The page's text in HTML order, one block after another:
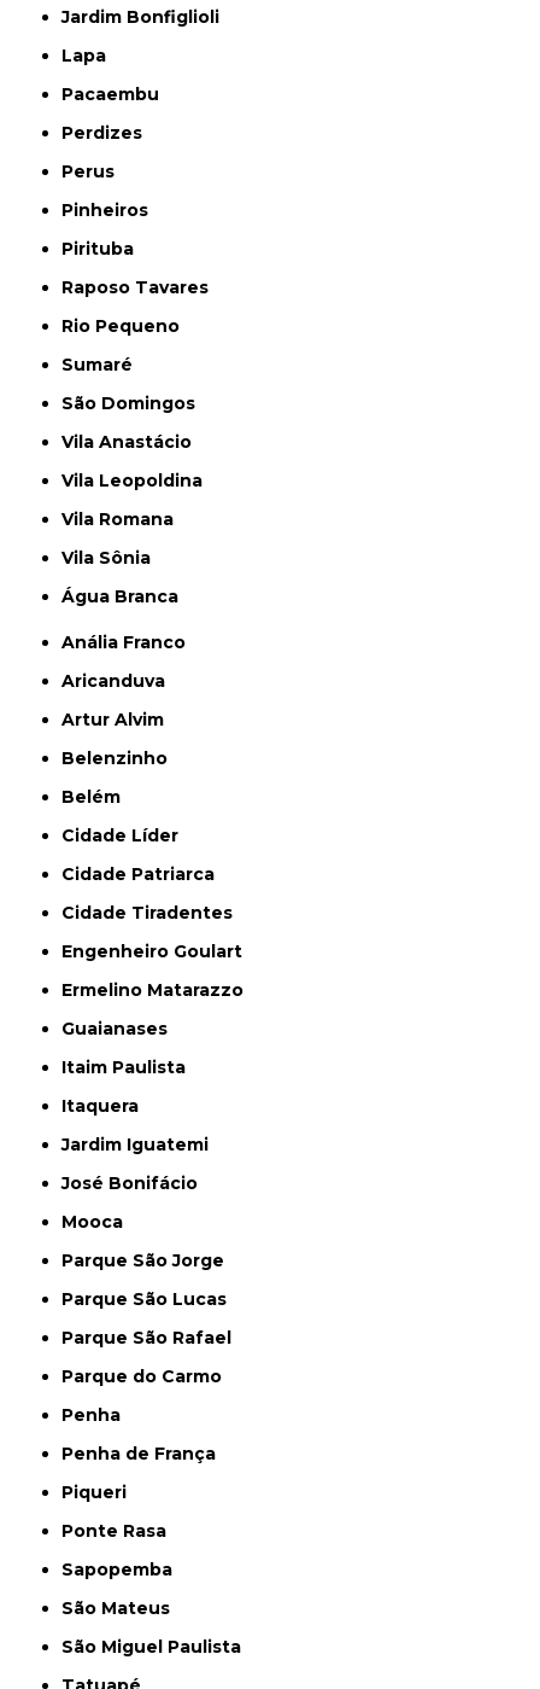
Jardim Bonfiglioli
Lapa
Pacaembu
Perdizes
Perus
Pinheiros
Pirituba
Raposo Tavares
Rio Pequeno
Sumaré
São Domingos
Vila Anastácio
Vila Leopoldina
Vila Romana
Vila Sônia
Água Branca
Anália Franco
Aricanduva
Artur Alvim
Belenzinho
Belém
Cidade Líder
Cidade Patriarca
Cidade Tiradentes
Engenheiro Goulart
Ermelino Matarazzo
Guaianases
Itaim Paulista
Itaquera
Jardim Iguatemi
José Bonifácio
Mooca
Parque São Jorge
Parque São Lucas
Parque São Rafael
Parque do Carmo
Penha
Penha de França
Piqueri
Ponte Rasa
Sapopemba
São Mateus
São Miguel Paulista